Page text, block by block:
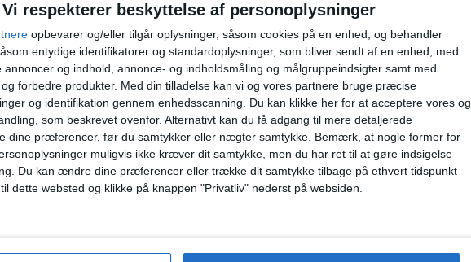
Vi respekterer beskyttelse af personoplysninger
opbevarer og/eller tilgår oplysninger, såsom cookies på en enhed, og behandler
entydige identifikatorer og standardoplysninger, som bliver sendt af en enhed, med
annoncer og indhold, annonce- og indholdsmåling og målgruppeindsigter samt med
forbedre produkter. Med din tilladelse kan vi og vores partnere bruge præcise
og identifikation gennem enhedsscanning. Du kan klikke her for at acceptere vores og
som beskrevet ovenfor. Alternativt kan du få adgang til mere detaljerede
dine præferencer, før du samtykker eller nægter samtykke. Bemærk, at nogle former for
muligvis ikke kræver dit samtykke, men du har ret til at gøre indsigelse
Du kan ændre dine præferencer eller trække dit samtykke tilbage på ethvert tidspunkt
dette websted og klikke på knappen "Privatliv" nederst på websiden.
17
MODSTANDERE
10
VS Ulsan HD
2
KONKURRENCER
RANGORDNING EFTER KONKURRENCER
K League 1
50 (90,91%)
5 (9,09%)
Se komplet rangordning
KAMPER PER UGEDAG